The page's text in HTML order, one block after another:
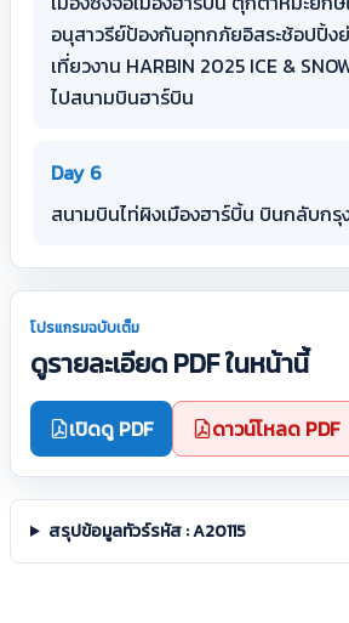
อนุสาวรีย์ป้องกันอุทกภัยอิสระช้อปปิ้ง
เที่ยวงาน HARBIN 2025 ICE &
ไปสนามบินฮาร์บิน
Day 6
สนามบินไท่ผิงเมืองฮาร์บิ้น บินกลับกรุ
โปรแกรมฉบับเต็ม
ดูรายละเอียด PDF ในหน้านี้
เปิดดู PDF ดาวน์โหลด PDF
สรุปข้อมูลทัวร์รหัส : A20115